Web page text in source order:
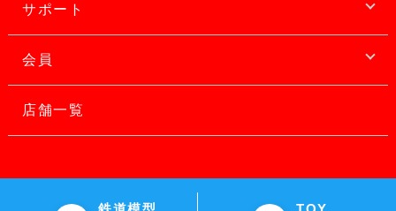
サポート
会員
店舗一覧